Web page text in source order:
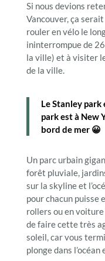
Si nous devions
Vancouver, ça
rouler en vélo le
ininterrompue de
la ville) et à visiter
de la ville.
Le Stanley park
park est à New
bord de mer 😀
Un parc urbain
forêt pluviale,
sur la skyline et
pour chacun puisse
rollers ou en
de faire cette très
soleil, car vous
plonge dans